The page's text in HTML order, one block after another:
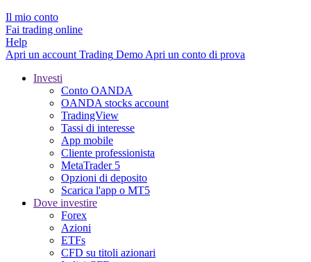
Il mio conto
Fai trading online
Help
Apri un account Trading Demo Apri un conto di prova
Investi
Conto OANDA
OANDA stocks account
TradingView
Tassi di interesse
App mobile
Cliente professionista
MetaTrader 5
Opzioni di deposito
Scarica l'app o MT5
Dove investire
Forex
Azioni
ETFs
CFD su titoli azionari